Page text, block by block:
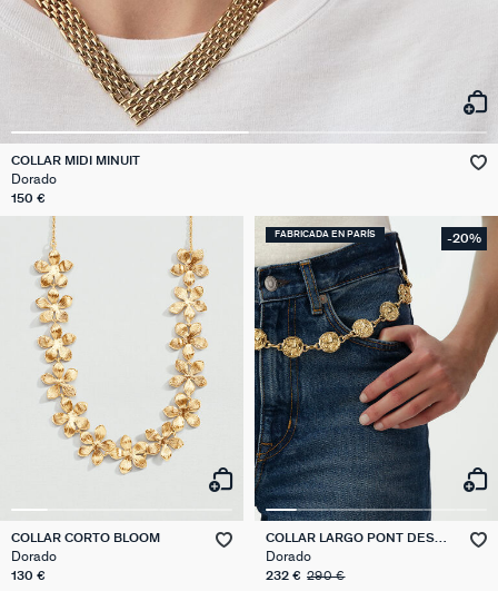
COLLAR MIDI MINUIT
Dorado
150 €
COLLAR CORTO BLOOM
Dorado
130 €
FABRICADA EN PARÍS -20%
COLLAR LARGO PONT DES
ARTS
Dorado
232 € 290 €